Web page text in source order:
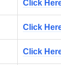
Click
Click
Click